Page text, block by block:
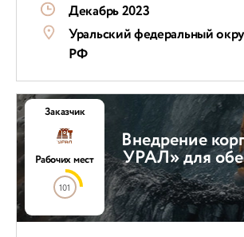
Декабрь 2023
Уральский федеральный
РФ
Внедрение
УРАЛ» для
Заказчик
Рабочих мест
101